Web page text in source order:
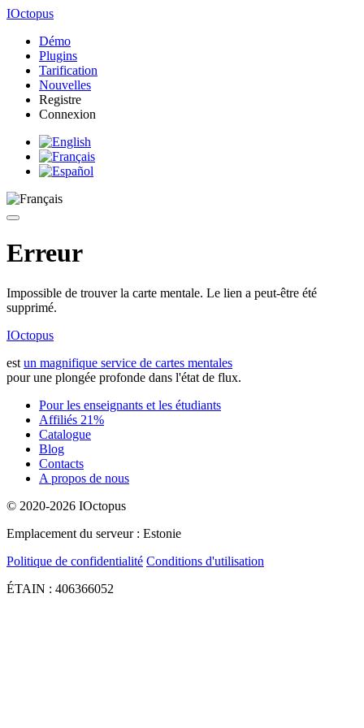
IOctopus
Démo
Plugins
Tarification
Nouvelles
Registre
Connexion
Erreur
Impossible de trouver la carte mentale. Le lien a peut-être été
supprimé.
IOctopus
est un magnifique service de cartes mentales
pour une plongée profonde dans l'état de flux.
Pour les enseignants et les étudiants
Affiliés 21%
Catalogue
Blog
Contacts
A propos de nous
© 2020-2026 IOctopus
Emplacement du serveur : Estonie
Politique de confidentialité Conditions d'utilisation
ÉTAIN : 406366052